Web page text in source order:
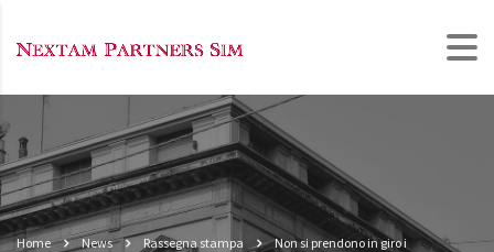
Home News Rassegna stampa
Non si prendono in giro i